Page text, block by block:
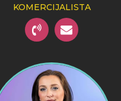
KOMERCIJALISTA